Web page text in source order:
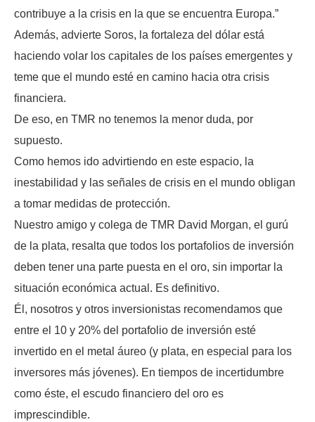
contribuye a la crisis en la que se encuentra Europa.”
Además, advierte Soros, la fortaleza del dólar está
haciendo volar los capitales de los países emergentes y
teme que el mundo esté en camino hacia otra crisis
financiera.
De eso, en TMR no tenemos la menor duda, por
supuesto.
Como hemos ido advirtiendo en este espacio, la
inestabilidad y las señales de crisis en el mundo obligan
a tomar medidas de protección.
Nuestro amigo y colega de TMR David Morgan, el gurú
de la plata, resalta que todos los portafolios de inversión
deben tener una parte puesta en el oro, sin importar la
situación económica actual. Es definitivo.
Él, nosotros y otros inversionistas recomendamos que
entre el 10 y 20% del portafolio de inversión esté
invertido en el metal áureo (y plata, en especial para los
inversores más jóvenes). En tiempos de incertidumbre
como éste, el escudo financiero del oro es
imprescindible.